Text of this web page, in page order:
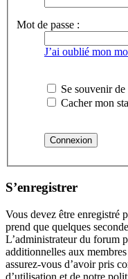
Mot de passe :
J’ai oublié mon
Se souvenir
Cacher mon
S’enregistrer
Vous devez être enregistré
prend que quelques
L’administrateur du forum
additionnelles aux
assurez-vous d’avoir pris
d’utilisation et de notre